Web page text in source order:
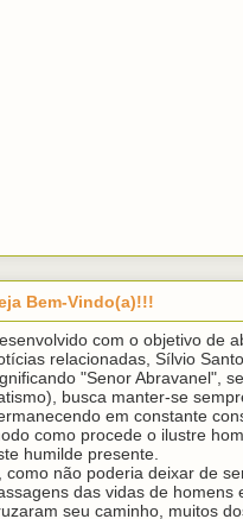
Bem-Vindo(a)!!!
com o objetivo de
relacionadas, Sílvio
"Senor Abravanel",
busca manter-se
em constante
como procede o ilustre
humilde presente.
como não poderia deixar de
das vidas de homens
seu caminho, muitos